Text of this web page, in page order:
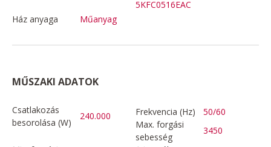
5KFC0516EAC
Ház anyaga
Műanyag
MŰSZAKI ADATOK
Csatlakozás
besorolása (W)
240.000 Frekvencia (Hz)
50/60
Max. forgási
sebesség
3450